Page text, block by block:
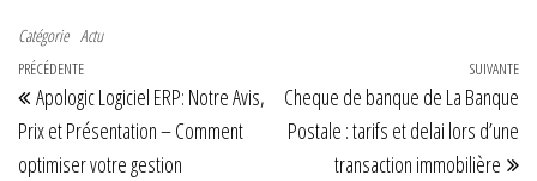
gestion des
forêts
françaises
Catégorie Actu
Navigation de l’article
Article précédent
PRÉCÉDENTE
Apologic Logiciel ERP: Notre Avis,
Prix et Présentation – Comment
optimiser votre gestion
SUIVANTE
Cheque de banque de La Banque
Postale : tarifs et delai lors d’une
transaction immobilière